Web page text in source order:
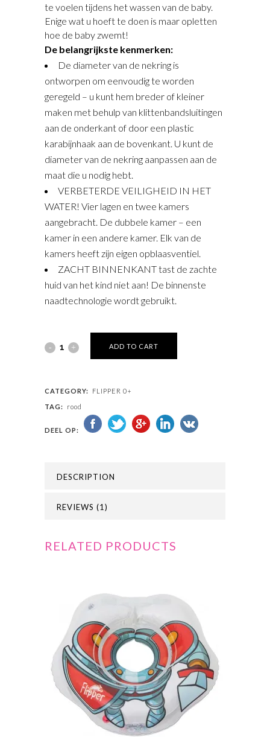
te voelen tijdens het wassen van de baby.
Enige wat u hoeft te doen is maar opletten
hoe de baby zwemt!
De belangrijkste kenmerken:
De diameter van de nekring is
ontworpen om eenvoudig te worden
geregeld – u kunt hem breder of kleiner
maken met behulp van klittenbandsluitingen
aan de onderkant of door een plastic
karabijnhaak aan de bovenkant. U kunt de
diameter van de nekring aanpassen aan de
maat die u nodig hebt.
VERBETERDE VEILIGHEID IN HET
WATER! Vier lagen en twee kamers
aangebracht. De dubbele kamer – een
kamer in een andere kamer. Elk van de
kamers heeft zijn eigen opblaasventiel.
ZACHT BINNENKANT tast de zachte
huid van het kind niet aan! De binnenste
naadtechnologie wordt gebruikt.
ADD TO CART
CATEGORY:
FLIPPER 0+
TAG:
rood
DEEL OP:
DESCRIPTION
REVIEWS (1)
RELATED PRODUCTS